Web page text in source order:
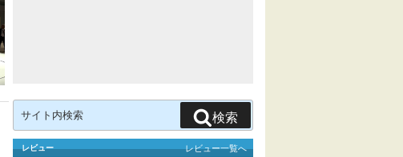
索:
検索
レビュー レビュー一覧へ